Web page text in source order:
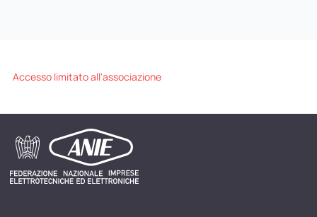
Accesso limitato all'associazione